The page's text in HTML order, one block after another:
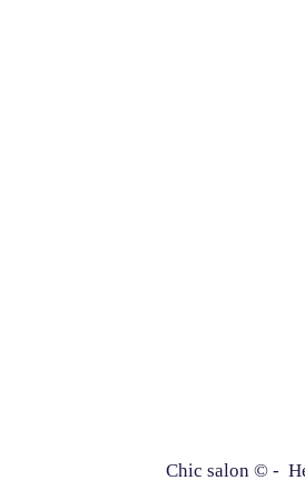
Chic salon © -